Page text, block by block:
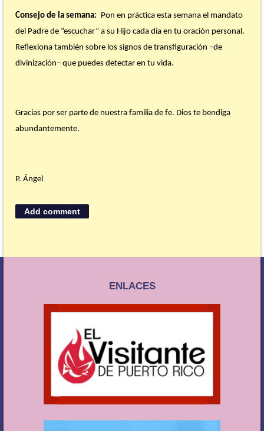
Consejo de la semana: Pon en práctica esta semana el mandato
del Padre de “escuchar” a su Hijo cada día en tu oración personal.
Reflexiona también sobre los signos de transfiguración –de
divinización– que puedes detectar en tu vida.
Gracias por ser parte de nuestra familia de fe. Dios te bendiga
abundantemente.
P. Ángel
ENLACES